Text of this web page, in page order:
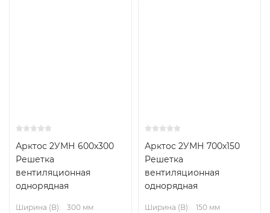
Арктос 2УМН 600x300
Решетка
вентиляционная
однорядная
Ширина (B):
300 мм
Арктос 2УМН 700x150
Решетка
вентиляционная
однорядная
Ширина (B):
150 мм